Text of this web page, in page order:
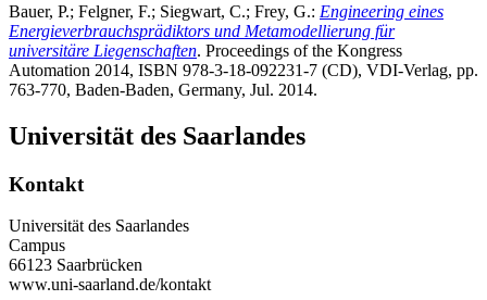
Bauer, P.; Felgner, F.; Siegwart, C.; Frey, G.: Engineering eines
Energieverbrauchsprädiktors und Metamodellierung für
universitäre Liegenschaften. Proceedings of the Kongress
Automation 2014, ISBN 978-3-18-092231-7 (CD), VDI-Verlag, pp.
763-770, Baden-Baden, Germany, Jul. 2014.
Universität des Saarlandes
Kontakt
Universität des Saarlandes
Campus
66123 Saarbrücken
www.uni-saarland.de/kontakt